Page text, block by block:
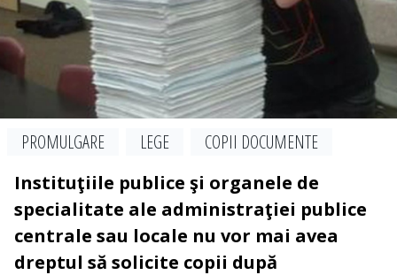
PROMULGARE LEGE
COPII DOCUMENTE
Instituţiile publice şi organele de
specialitate ale administraţiei publice
centrale sau locale nu vor mai avea
dreptul să solicite copii după